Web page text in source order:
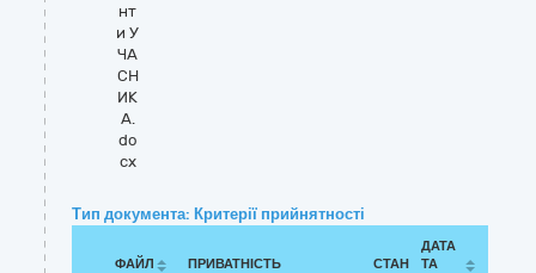
нт
и У
ЧА
СН
ИК
А.
do
cx
Тип документа: Критерії прийнятності
ФАЙЛ ПРИВАТНІСТЬ СТАН
ДАТА
ТА